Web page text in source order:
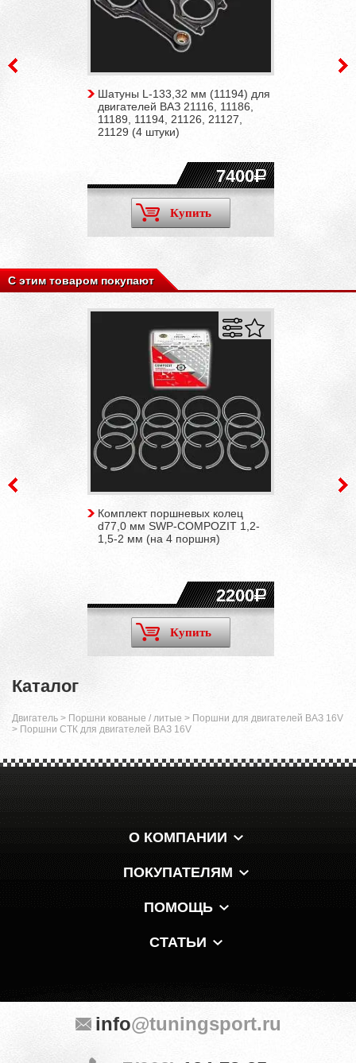
Шатуны L-133,32 мм (11194) для
двигателей ВАЗ 21116, 11186,
11189, 11194, 21126, 21127,
21129 (4 штуки)
7400
Купить
С этим товаром покупают
Комплект поршневых колец
d77,0 мм SWP-COMPOZIT 1,2-
1,5-2 мм (на 4 поршня)
2200
Купить
Каталог
Двигатель > Поршни кованые / литые > Поршни для двигателей ВАЗ 16V
> Поршни СТК для двигателей ВАЗ 16V
О КОМПАНИИ
ПОКУПАТЕЛЯМ
ПОМОЩЬ
СТАТЬИ
info@tuningsport.ru